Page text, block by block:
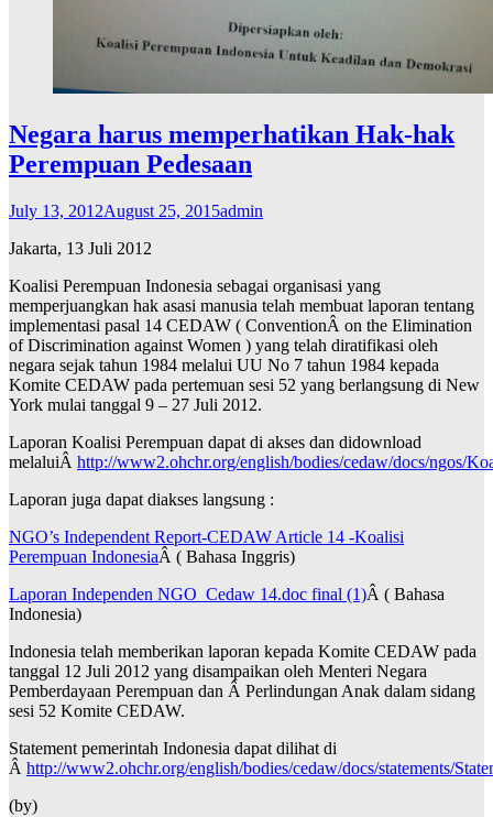
Negara harus memperhatikan Hak-hak
Perempuan Pedesaan
July 13, 2012August 25, 2015admin
Jakarta, 13 Juli 2012
Koalisi Perempuan Indonesia sebagai organisasi yang
memperjuangkan hak asasi manusia telah membuat laporan tentang
implementasi pasal 14 CEDAW ( ConventionÂ on the Elimination
of Discrimination against Women ) yang telah diratifikasi oleh
negara sejak tahun 1984 melalui UU No 7 tahun 1984 kepada
Komite CEDAW pada pertemuan sesi 52 yang berlangsung di New
York mulai tanggal 9 – 27 Juli 2012.
Laporan Koalisi Perempuan dapat di akses dan didownload
melaluiÂ http://www2.ohchr.org/english/bodies/cedaw/docs/ngos/
Laporan juga dapat diakses langsung :
NGO’s Independent Report-CEDAW Article 14 -Koalisi
Perempuan IndonesiaÂ ( Bahasa Inggris)
Laporan Independen NGO_Cedaw 14.doc final (1)Â ( Bahasa
Indonesia)
Indonesia telah memberikan laporan kepada Komite CEDAW pada
tanggal 12 Juli 2012 yang disampaikan oleh Menteri Negara
Pemberdayaan Perempuan dan Â Perlindungan Anak dalam sidang
sesi 52 Komite CEDAW.
Statement pemerintah Indonesia dapat dilihat di
Â http://www2.ohchr.org/english/bodies/cedaw/docs/statements/
(by)